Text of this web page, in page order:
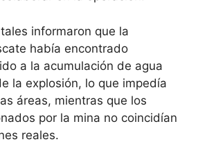
informaron que la
había encontrado
a la acumulación de agua
la explosión, lo que impedía
áreas, mientras que los
por la mina no coincidían
reales.